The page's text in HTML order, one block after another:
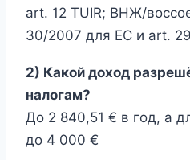
art. 12 TUIR; ВНЖ/
30/2007 для ЕС и art.
2) Какой доход
налогам?
До 2 840,51 € в год, а
до 4 000 €